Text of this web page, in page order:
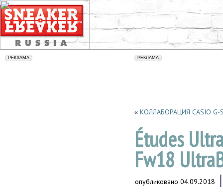
« КОЛЛАБОРАЦИЯ CASIO G-
Études
Fw18
опубликовано 04.09.2018